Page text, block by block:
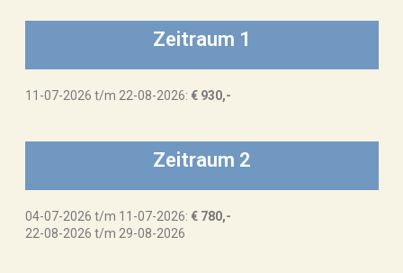
Zeitraum 1
11-07-2026 t/m 22-08-2026: € 930,-
Zeitraum 2
04-07-2026 t/m 11-07-2026: € 780,-
22-08-2026 t/m 29-08-2026